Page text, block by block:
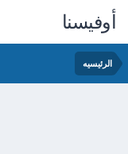
أوفيسنا
الرئيسيه